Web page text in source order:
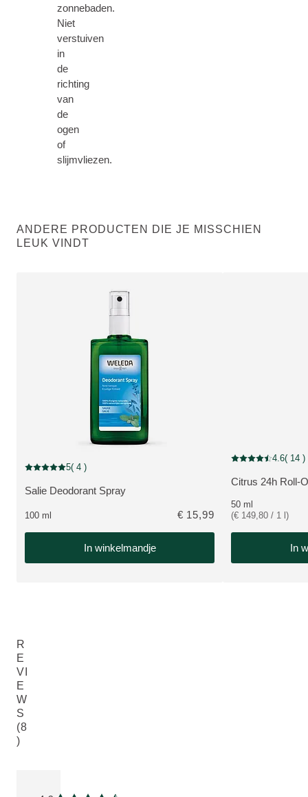
zonnebaden.
Niet
verstuiven
in
de
richting
van
de
ogen
of
slijmvliezen.
ANDERE PRODUCTEN DIE JE MISSCHIEN
LEUK VINDT
BEKIJK PRODUCT:
Salie Deodorant Spray
Beoordeling: 5 van 5 beoordeeld door 4 personen
5( 4 )
100 ml € 15,99
In winkelmandje
BEKIJK
Citrus 24h Roll-
Beoordeling: 4.6
4.6( 14 )
50 ml
(€ 149,80 / 1 l)
In
R
E
VI
E
W
S
(8
)